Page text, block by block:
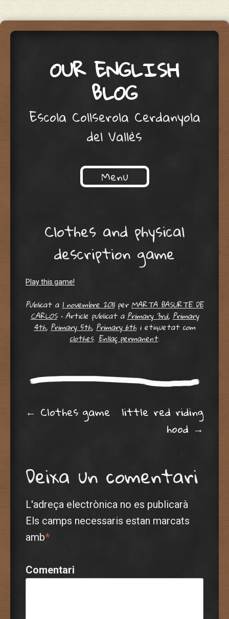
OUR ENGLISH
BLOG
Escola Collserola Cerdanyola
del Vallès
Menu
Clothes and physical
description game
Play this game!
Publicat a1 novembre 2011perMARTA BASURTE DE
CARLOS •Article publicat aPrimary 3rd,Primary
4th, Primary 5th, Primary 6th i etiquetat com
clothes. Enllaç permanent.
Post navigation
← Clothes game little red riding
hood →
Deixa un comentari
L'adreça electrònica no es publicarà
Els camps necessaris estan marcats
amb*
Comentari